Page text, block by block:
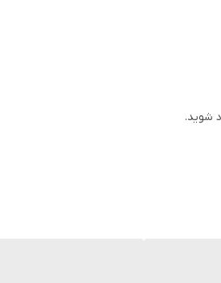
بفهمیم و جنس اصلی را از کجا تهیه کنیم؟
جنس اصل و تقلبی هستند و قطعا اگر شیشه
به جنس شیشه دوربین دقت کنید.
شوید.